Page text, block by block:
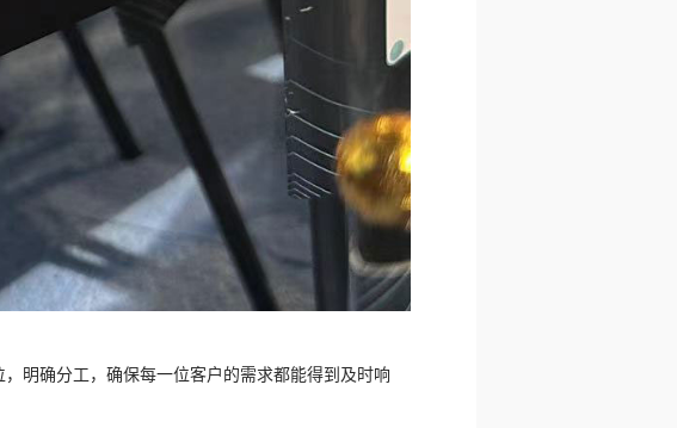
明确分工，确保每一位客户的需求都能得到及时响